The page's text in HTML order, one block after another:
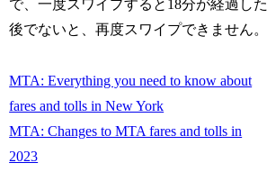
で、一度スワイプすると18分が経過した
後でないと、再度スワイプできません。
MTA: Everything you need to know about
fares and tolls in New York
MTA: Changes to MTA fares and tolls in
2023